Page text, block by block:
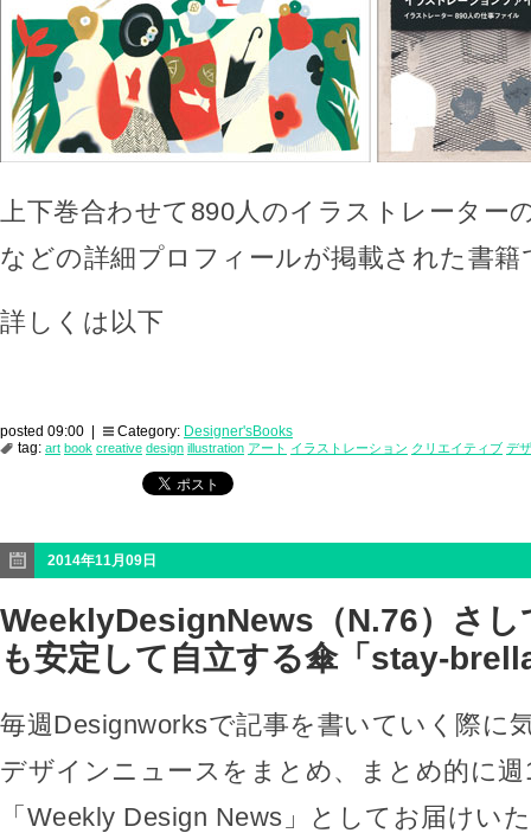
上下巻合わせて890人のイラストレーター
などの詳細プロフィールが掲載された書籍
詳しくは以下
posted 09:00 | Category: Designer'sBooks
tag: art book creative design illustration アート イラストレーション クリエイティブ デ
2014年11月09日
WeeklyDesignNews（N.76）さし
も安定して自立する傘「stay-
毎週Designworksで記事を書いていく際に
デザインニュースをまとめ、まとめ的に週
「Weekly Design News」としてお届けい